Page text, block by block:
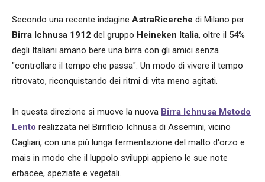
Secondo una recente indagine AstraRicerche di Milano per
Birra Ichnusa 1912 del gruppo Heineken Italia, oltre il 54%
degli Italiani amano bere una birra con gli amici senza
"controllare il tempo che passa". Un modo di vivere il tempo
ritrovato, riconquistando dei ritmi di vita meno agitati.
In questa direzione si muove la nuova Birra Ichnusa Metodo
Lento realizzata nel Birrificio Ichnusa di Assemini, vicino
Cagliari, con una più lunga fermentazione del malto d'orzo e
mais in modo che il luppolo sviluppi appieno le sue note
erbacee, speziate e vegetali.